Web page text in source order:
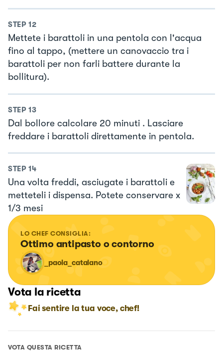
STEP 12
Mettete i barattoli in una pentola con l'acqua
fino al tappo, (mettere un canovaccio tra i
barattoli per non farli battere durante la
bollitura).
STEP 13
Dal bollore calcolare 20 minuti . Lasciare
freddare i barattoli direttamente in pentola.
STEP 14
Una volta freddi, asciugate i barattoli e
metteteli i dispensa. Potete conservare x
1/3 mesi
LO CHEF CONSIGLIA:
Ottimo antipasto o contorno
_paola_catalano
Vota la ricetta
Fai sentire la tua voce, chef!
VOTA QUESTA RICETTA